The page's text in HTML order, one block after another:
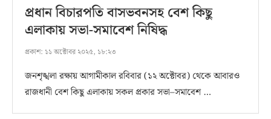
প্রধান বিচারপতি বাসভবনসহ বেশ কিছু
এলাকায় সভা-সমাবেশ নিষিদ্ধ
প্রকাশ: ১১ অক্টোবর ২০২৫, ১৮:২৩
জনশৃঙ্খলা রক্ষায় আগামীকাল রবিবার (১২ অক্টোবর) থেকে আবারও
রাজধানী বেশ কিছু এলাকায় সকল প্রকার সভা–সমাবেশ …